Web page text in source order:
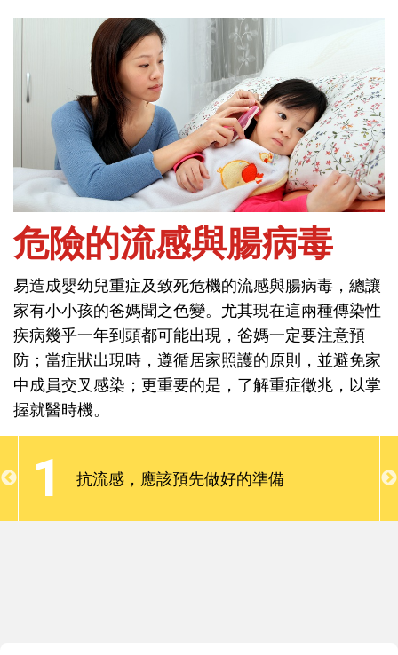
問健康-保健與疾病
危險的流感與腸病毒
易造成嬰幼兒重症及致死危機的流感與腸病毒，總讓
家有小小孩的爸媽聞之色變。尤其現在這兩種傳染性
疾病幾乎一年到頭都可能出現，爸媽一定要注意預
防；當症狀出現時，遵循居家照護的原則，並避免家
中成員交叉感染；更重要的是，了解重症徵兆，以掌
握就醫時機。
1 抗流感，應該預先做好的準備
危險的流感與腸病毒
易造成嬰幼兒重症及致死危機的流感與腸病毒，總讓
家有小小孩的爸媽聞之色變。尤其現在這兩種傳染性
疾病幾乎一年到頭都可能出現，爸媽一定要注意預
握就醫時機。